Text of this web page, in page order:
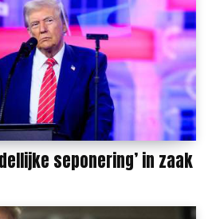
seponering’ in zaak